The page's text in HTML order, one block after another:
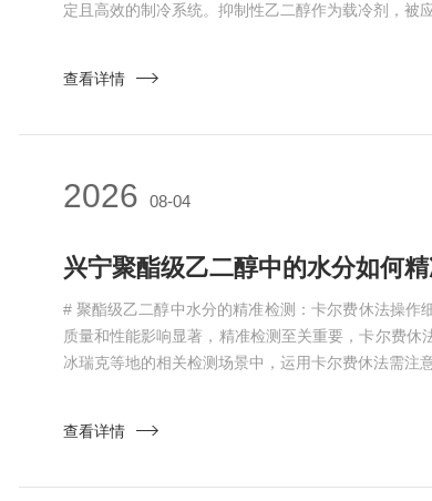
定且高效的制冷系统。抑制性乙二醇作为载冷剂，被
查看详情
2026 08-04
# 聚酯级乙二醇中水分的精准检测：卡尔费休法操作
质量和性能影响显著，精准检测至关重要，卡尔费休
冰瑞克等地的相关检测场景中，运用卡尔费休法需注
查看详情